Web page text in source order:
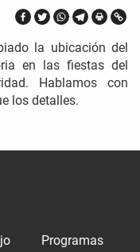
la ubicación del
en las fiestas del
Hablamos con
los detalles.
Programas